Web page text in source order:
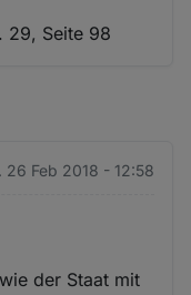
29, Seite 98
26 Feb 2018 - 12:58
der Staat mit